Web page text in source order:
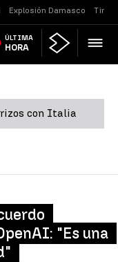
Explosión Damasco
ÚLTIMA
HORA
con Italia
"Es una